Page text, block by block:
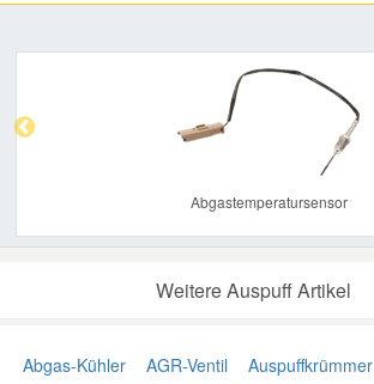
Abgastemperatursensor
Weitere Auspuff Artikel
Abgas-Kühler AGR-Ventil Auspuffkrümmer